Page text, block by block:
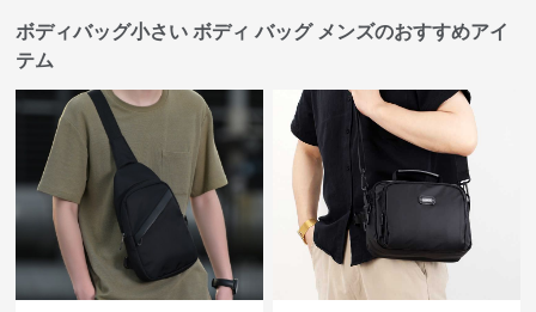
ボディバッグ小さい ボディ バッグ メンズのおすすめアイ
テム